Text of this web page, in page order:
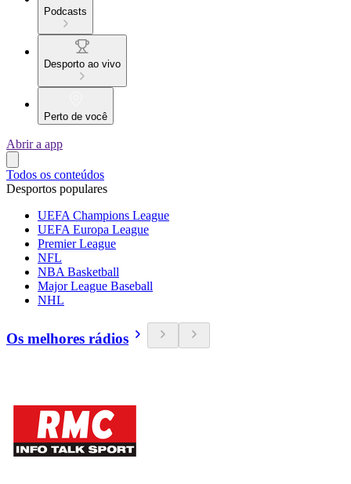
Podcasts
Desporto ao vivo
Perto de você
Abrir a app
Todos os conteúdos
Desportos populares
UEFA Champions League
UEFA Europa League
Premier League
NFL
NBA Basketball
Major League Baseball
NHL
Os melhores rádios